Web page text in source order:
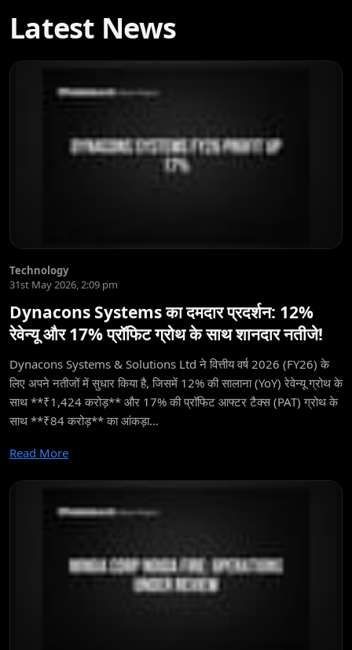
Latest News
Technology
31st May 2026, 2:09 pm
Dynacons Systems का दमदार प्रदर्शन: 12%
रेवेन्यू और 17% प्रॉफिट ग्रोथ के साथ शानदार नतीजे!
Dynacons Systems & Solutions Ltd ने वित्तीय वर्ष 2026 (FY26) के
लिए अपने नतीजों में सुधार किया है, जिसमें 12% की सालाना (YoY) रेवेन्यू ग्रोथ के
साथ **₹1,424 करोड़** और 17% की प्रॉफिट आफ्टर टैक्स (PAT) ग्रोथ के
साथ **₹84 करोड़** का आंकड़ा...
Read More